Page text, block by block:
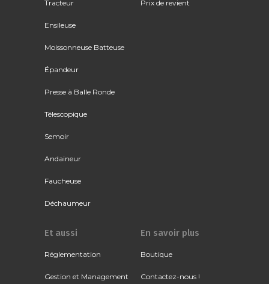
Tracteur
Ensileuse
Moissonneuse Batteuse
Épandeur
Presse à Balle Ronde
Télescopique
Semoir
Andaineur
Faucheuse
Déchaumeur
Prix de revient
Et aussi
Réglementation
Gestion et Management
En savoir plus
Boutique
Contactez-nous !